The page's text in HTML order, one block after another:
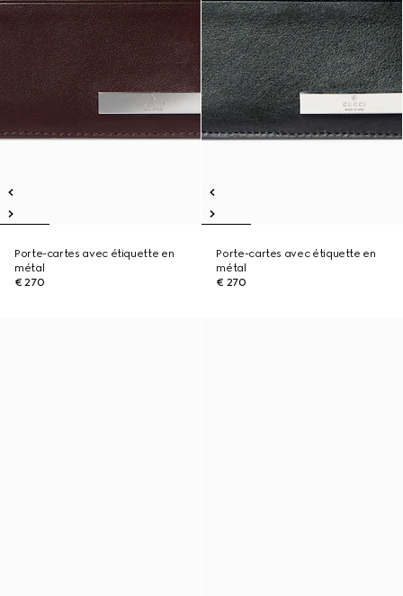
Porte-cartes avec étiquette en
métal
€ 270
Porte-cartes avec étiquette en
métal
€ 270